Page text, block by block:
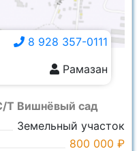
Т Вишнёвый сад
Земельный участок
800 000 ₽
8 928 357-0111
Рамазан